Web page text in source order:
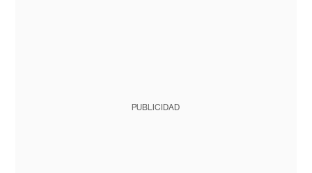
PUBLICIDAD